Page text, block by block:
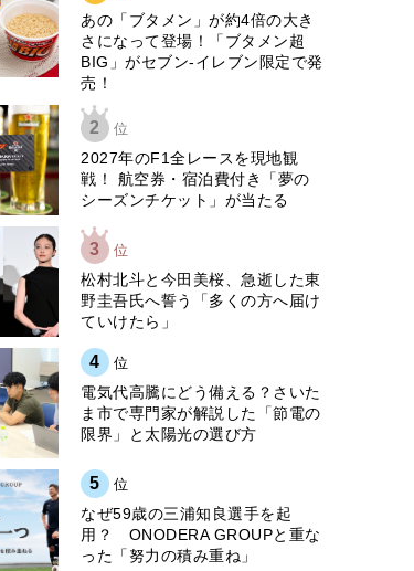
あの「ブタメン」が約4倍の大き
さになって登場！「ブタメン超
BIG」がセブン‐イレブン限定で発
売！
2 位
2027年のF1全レースを現地観
戦！ 航空券・宿泊費付き「夢の
シーズンチケット」が当たる
3 位
松村北斗と今田美桜、急逝した東
野圭吾氏へ誓う「多くの方へ届け
ていけたら」
4 位
電気代高騰にどう備える？さいた
ま市で専門家が解説した「節電の
限界」と太陽光の選び方
5 位
なぜ59歳の三浦知良選手を起
用？ ONODERA GROUPと重な
った「努力の積み重ね」